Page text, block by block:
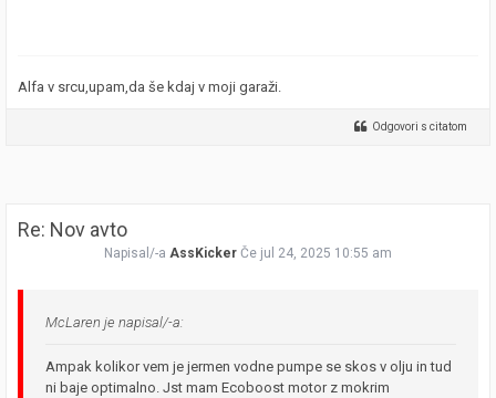
Alfa v srcu,upam,da še kdaj v moji garaži.
Odgovori s citatom
Re: Nov avto
Napisal/-a AssKicker Če jul 24, 2025 10:55 am
McLaren je napisal/-a:
Ampak kolikor vem je jermen vodne pumpe se skos v olju in tud
ni baje optimalno. Jst mam Ecoboost motor z mokrim